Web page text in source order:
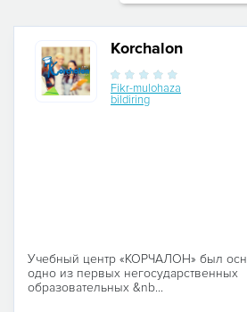
Korchalon
Fikr-mulohaza
bildiring
Учебный центр «КОРЧАЛОН» был
одно из первых негосударственных
образовательных &nb...